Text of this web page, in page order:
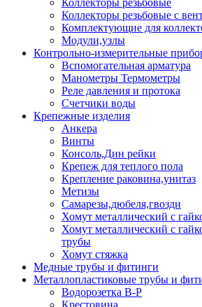
Коллекторы резьбовые
Коллекторы резьбовые с
Комплектующие для
Модули,узлы
Контрольно-измерительные
Вспомогательная арматура
Манометры Термометры
Реле давления и протока
Счетчики воды
Крепежные изделия
Анкера
Винты
Консоль,Дин рейки
Крепеж для теплого пола
Крепление раковина,унитаз
Метизы
Самарезы,дюбеля,гвозди
Хомут металлический с
Хомут металлический с
трубы
Хомут стяжка
Медные трубы и фитинги
Металлопластиковые трубы и
Водорозетка В-Р
Крестовина